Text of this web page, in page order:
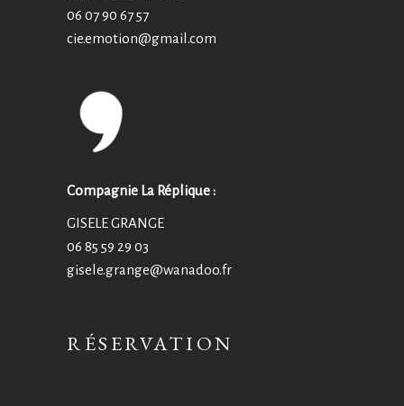
06 07 90 67 57
cie.emotion@gmail.com
Compagnie La Réplique :
GISELE GRANGE
06 85 59 29 03
gisele.grange@wanadoo.fr
RÉSERVATION